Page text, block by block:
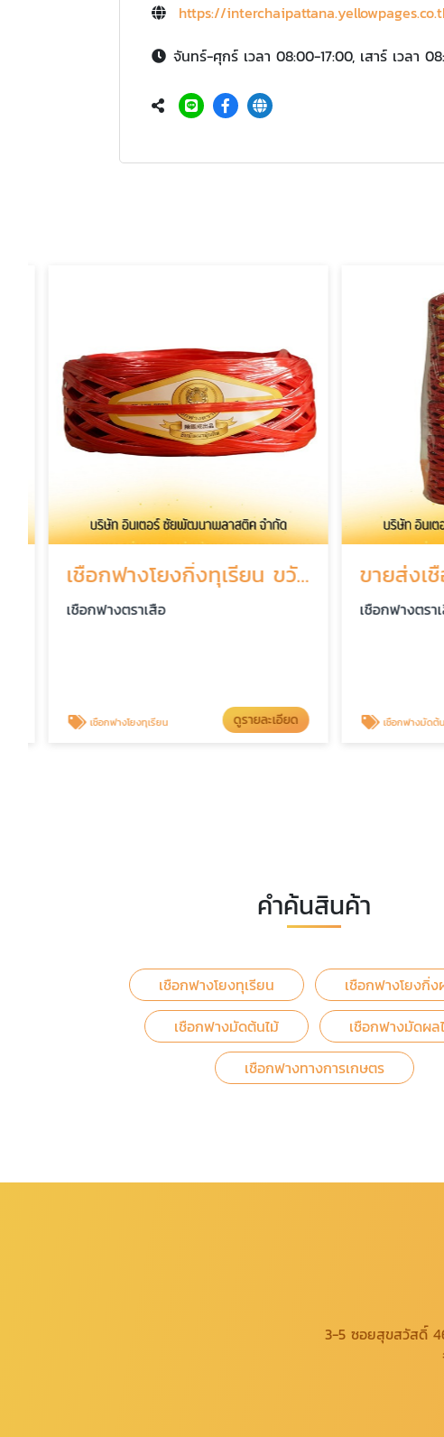
https://
จันทร์-ศุกร์ เวลา 08:00-17:00, เสาร์ เวลา
เชือกฟางโยงกิ่งทุเรียน ขวัญใจเกษตรกร ราคาส่ง
เชือกฟางตราเสือ
เชือกฟางโยงทุเรียน ดูรายละเอียด
เชือกฟางตราเสือ
เชือกฟางมัดต้นไม้
คำค้นสินค้า
เชือกฟางโยงทุเรียน
เชือกฟางโยงกิ่ง
เชือกฟางมัดต้นไม้
เชือกฟางมัดผล
เชือกฟางทางการเกษตร
3-5 ซอยสุขสวัสดิ์